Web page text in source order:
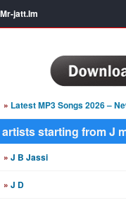
Mr-jatt.Im
» Latest MP3 Songs 2026 –
artists starting from J
» J B Jassi
» J D